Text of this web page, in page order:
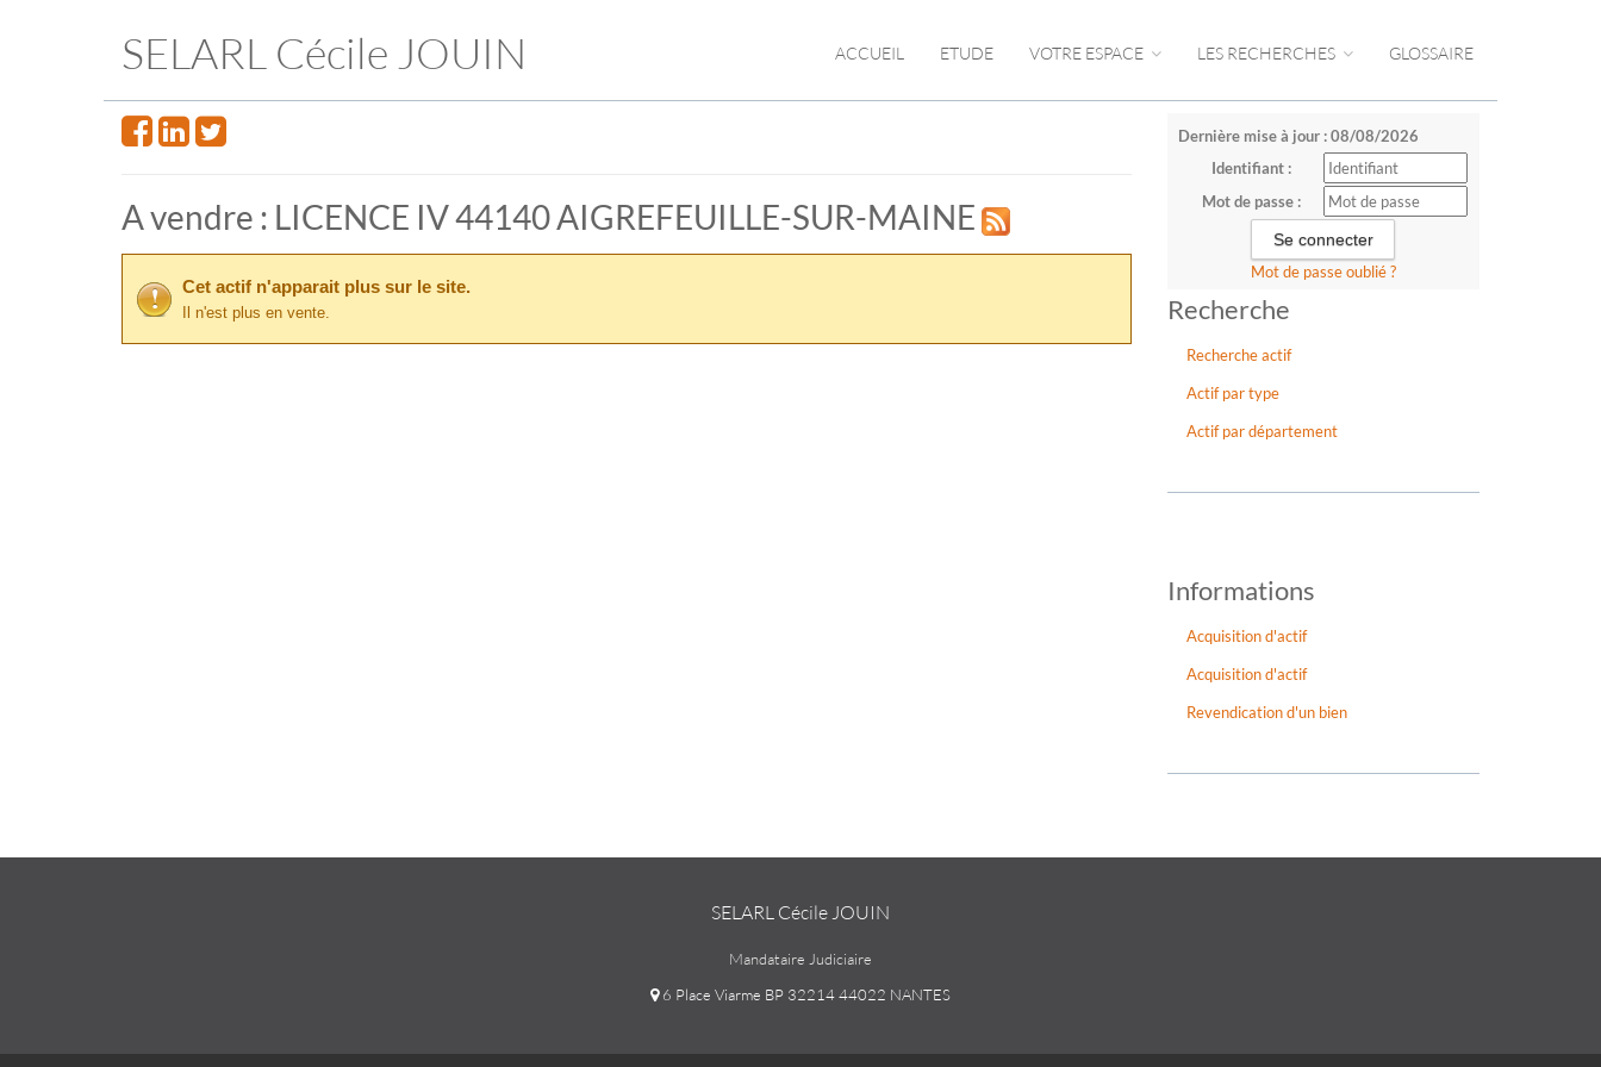
SELARL Cécile JOUIN ACCUEIL ETUDE VOTRE ESPACE LES RECHERCHES GLOSSAIRE
Dernière mise à jour : 08/08/2026
Identifiant :
Mot de passe :
Mot de passe oublié ?
Recherche
Recherche actif
Actif par type
Actif par département
Informations
Acquisition d'actif
Acquisition d'actif
Revendication d'un bien
A vendre : LICENCE IV 44140 AIGREFEUILLE-SUR-MAINE
Cet actif n'apparait plus sur le site.
Il n'est plus en vente.
SELARL Cécile JOUIN
Mandataire Judiciaire
6 Place Viarme BP 32214 44022 NANTES